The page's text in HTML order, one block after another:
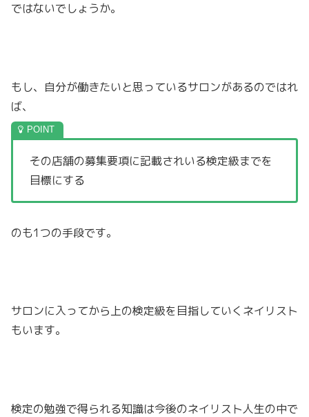
ではないでしょうか。
もし、自分が働きたいと思っているサロンがあるのではれ
ば、
その店舗の募集要項に記載されいる検定級までを
目標にする
のも1つの手段です。
サロンに入ってから上の検定級を目指していくネイリスト
もいます。
検定の勉強で得られる知識は今後のネイリスト人生の中で